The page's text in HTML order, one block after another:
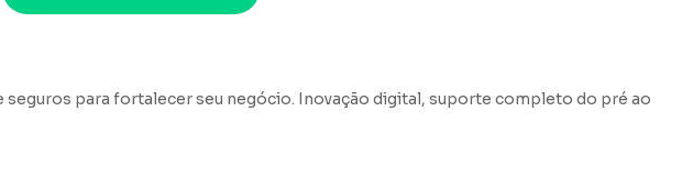
para fortalecer seu negócio. Inovação digital, suporte completo do pré ao